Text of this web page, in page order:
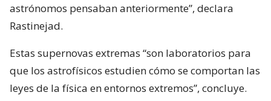
astrónomos pensaban anteriormente”, declara
Rastinejad.
Estas supernovas extremas “son laboratorios para
que los astrofísicos estudien cómo se comportan las
leyes de la física en entornos extremos”, concluye.